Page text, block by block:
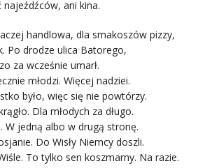
najeźdźców, ani kina.
handlowa, dla smakoszów pizzy,
Po drodze ulica Batorego,
za wcześnie umarł.
młodzi. Więcej nadziei.
było, więc się nie powtórzy.
Dla młodych za długo.
W jedną albo w drugą stronę.
Do Wisły Niemcy doszli.
To tylko sen koszmarny. Na razie.